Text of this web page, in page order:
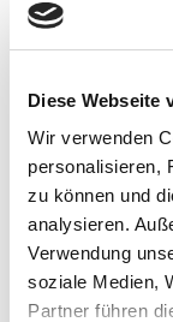
Diese Webseite
Wir verwenden
personalisieren,
zu können und
analysieren.
Verwendung
soziale Medien,
Partner führen
Fon:0531. 699-
Beratungsstelle
Hagenmarkt 2
38100
Fon:0531. 1 46 89
Fax: 0531. 12 47
E-Mail: